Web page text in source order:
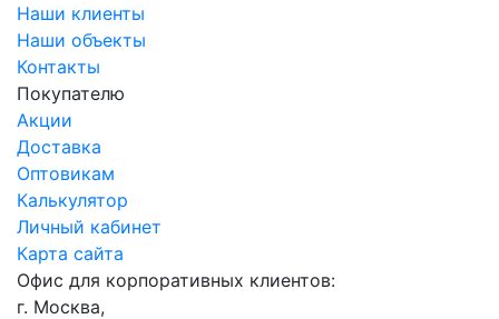
Наши клиенты
Наши объекты
Контакты
Покупателю
Акции
Доставка
Оптовикам
Калькулятор
Личный кабинет
Карта сайта
Офис для корпоративных клиентов:
г. Москва,